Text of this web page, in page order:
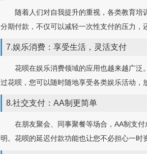
随着人们对自我提升的重视，各类教育
分期付款，不仅可以减轻一次性支付的压力，
7.娱乐消费：享受生活，灵活支付
花呗在娱乐消费领域的应用也越来越广泛
过花呗，您可以随时随地享受各类娱乐活动，
8.社交支付：AA制更简单
在朋友聚会、同事聚餐等场合，AA制支
明。花呗的延迟付款功能也让您不必担心一时